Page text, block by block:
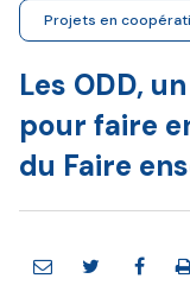
Projets en
Les ODD,
pour faire
du Faire